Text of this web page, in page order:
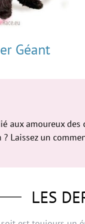
Géant
aux amoureux
Laissez un
LES